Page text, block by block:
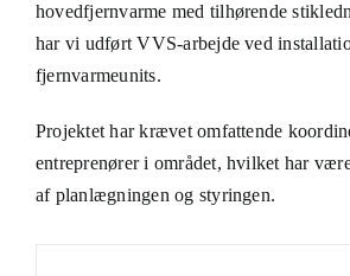
hovedfjernvarme med tilhørende
har vi udført VVS-arbejde ved
fjernvarmeunits.
Projektet har krævet omfattende
entreprenører i området, hvilket har
af planlægningen og styringen.